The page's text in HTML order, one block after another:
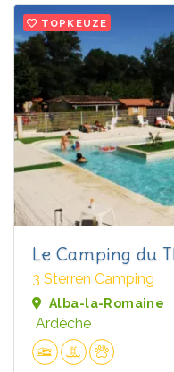
TOPKEUZE
Le Camping du
3 Sterren Camping
Alba-la-Romaine
Ardèche